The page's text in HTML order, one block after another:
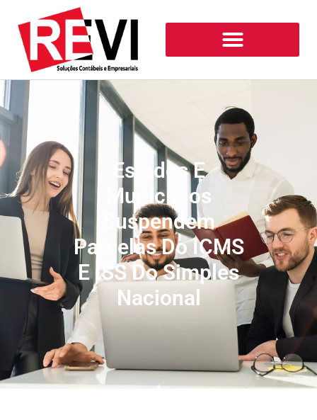
Estados E
Municípios
Suspendem
Parcelas Do ICMS
E ISS Do Simples
Nacional